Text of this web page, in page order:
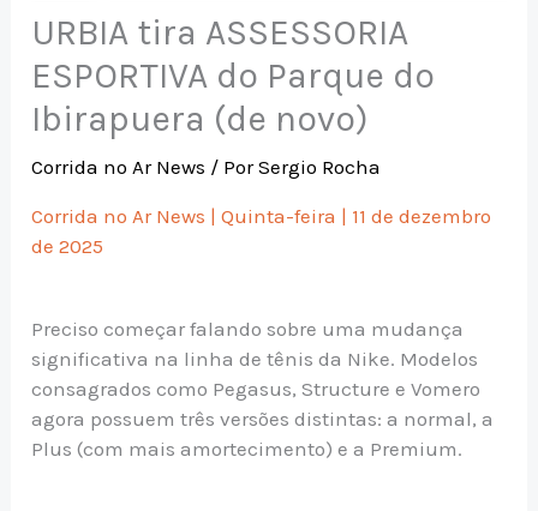
URBIA tira ASSESSORIA
ESPORTIVA do Parque do
Ibirapuera (de novo)
Corrida no Ar News / PorSergio Rocha
Corrida no Ar News | Quinta-feira | 11 de dezembro
de 2025
Preciso começar falando sobre uma mudança
significativa na linha de tênis da Nike. Modelos
consagrados como Pegasus, Structure e Vomero
agora possuem três versões distintas: a normal, a
Plus (com mais amortecimento) e a Premium.